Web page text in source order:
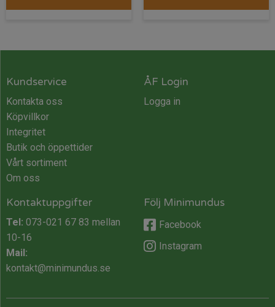
Kundservice
Kontakta oss
Köpvillkor
Integritet
Butik och öppettider
Vårt sortiment
Om oss
ÅF Login
Logga in
Kontaktuppgifter
Tel: 073-021 67 83 mellan
10-16
Mail:
kontakt@minimundus.se
Följ Minimundus
Facebook
Instagram